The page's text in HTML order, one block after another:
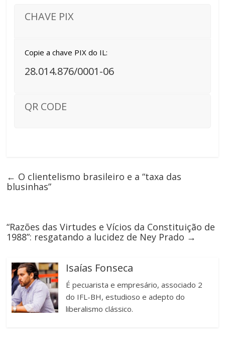
CHAVE PIX
Copie a chave PIX do IL:
28.014.876/0001-06
QR CODE
← O clientelismo brasileiro e a “taxa das
blusinhas”
“Razões das Virtudes e Vícios da Constituição de
1988”: resgatando a lucidez de Ney Prado →
Isaías Fonseca
É pecuarista e empresário, associado 2
do IFL-BH, estudioso e adepto do
liberalismo clássico.